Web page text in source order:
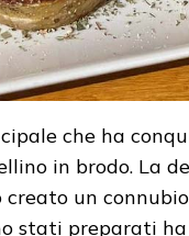
che ha
in brodo. La
creato un
stati preparati